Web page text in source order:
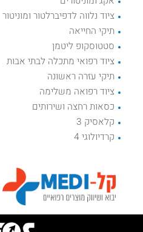
ציוד נלווה לדפיברלטור ומוניטור
תיקי החייאה
סטטוסקופ ליטמן
ציוד רפואי מתכלה לבתי אבות
תיקי עזרה ראשונה
ציוד רפואה משלימה
כסאות רחצה ושירותים
קלאסיק 3
קרדיולוגי 4